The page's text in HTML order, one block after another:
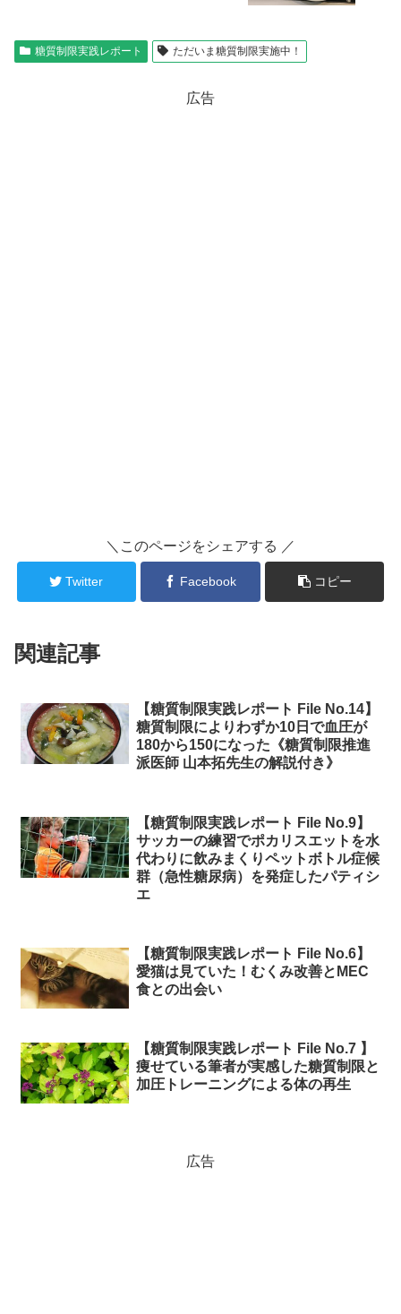
糖質制限実践レポート ただいま糖質制限実施中！
広告
＼このページをシェアする ／
Twitter Facebook コピー
関連記事
【糖質制限実践レポート File No.14】
糖質制限によりわずか10日で血圧が
180から150になった《糖質制限推進
派医師 山本拓先生の解説付き》
【糖質制限実践レポート File No.9】
サッカーの練習でポカリスエットを水
代わりに飲みまくりペットボトル症候
群（急性糖尿病）を発症したパティシ
エ
【糖質制限実践レポート File No.6】
愛猫は見ていた！むくみ改善とMEC
食との出会い
【糖質制限実践レポート File No.7 】
痩せている筆者が実感した糖質制限と
加圧トレーニングによる体の再生
広告